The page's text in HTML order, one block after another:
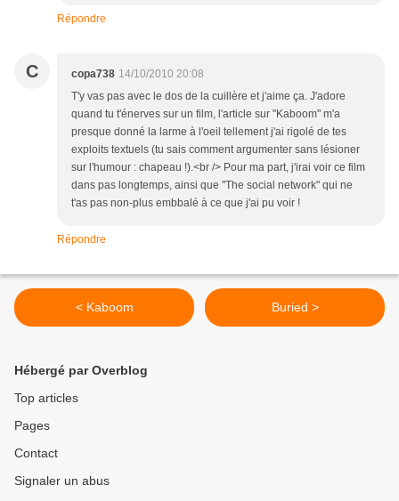
Répondre
C copa738 14/10/2010 20:08
T'y vas pas avec le dos de la cuillère et j'aime ça. J'adore
quand tu t'énerves sur un film, l'article sur "Kaboom" m'a
presque donné la larme à l'oeil tellement j'ai rigolé de tes
exploits textuels (tu sais comment argumenter sans lésioner
sur l'humour : chapeau !).<br /> Pour ma part, j'irai voir ce film
dans pas longtemps, ainsi que "The social network" qui ne
t'as pas non-plus embbalé à ce que j'ai pu voir !
Répondre
< Kaboom Buried >
Hébergé par Overblog
Top articles
Pages
Contact
Signaler un abus